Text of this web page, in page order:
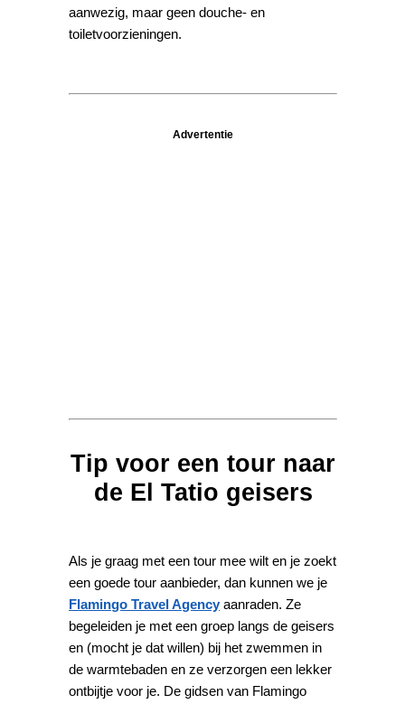
aanwezig, maar geen douche- en
toiletvoorzieningen.
Advertentie
Tip voor een tour naar
de El Tatio geisers
Als je graag met een tour mee wilt en je zoekt
een goede tour aanbieder, dan kunnen we je
Flamingo Travel Agency aanraden. Ze
begeleiden je met een groep langs de geisers
en (mocht je dat willen) bij het zwemmen in
de warmtebaden en ze verzorgen een lekker
ontbijtje voor je. De gidsen van Flamingo